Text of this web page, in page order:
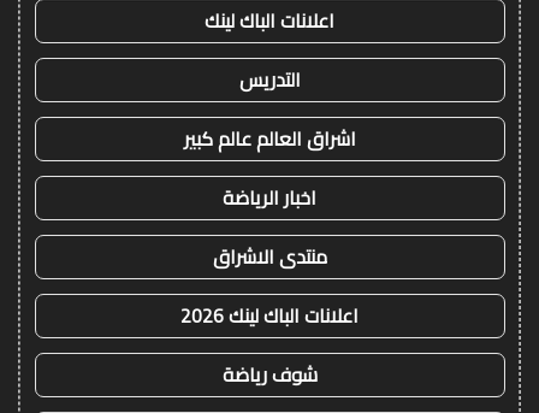
اعلانات الباك لينك
التدريس
اشراق العالم عالم كبير
اخبار الرياضة
منتدى الاشراق
اعلانات الباك لينك 2026
شوف رياضة